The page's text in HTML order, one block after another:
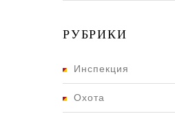
РУБРИКИ
Инспекция
Охота